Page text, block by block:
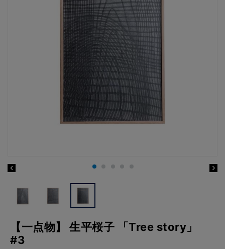
【一点物】 生平桜子 「Tree story」
#3